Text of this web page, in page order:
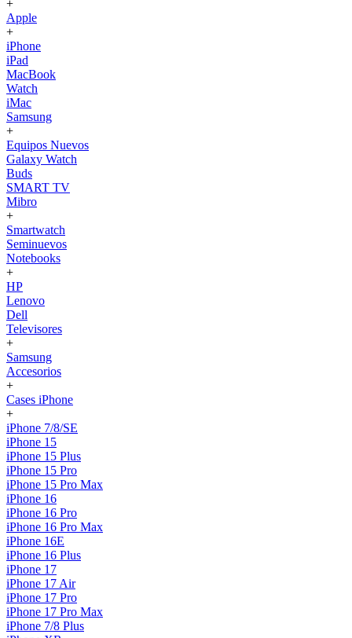
+
Apple
+
iPhone
iPad
MacBook
Watch
iMac
Samsung
+
Equipos Nuevos
Galaxy Watch
Buds
SMART TV
Mibro
+
Smartwatch
Seminuevos
Notebooks
+
HP
Lenovo
Dell
Televisores
+
Samsung
Accesorios
+
Cases iPhone
+
iPhone 7/8/SE
iPhone 15
iPhone 15 Plus
iPhone 15 Pro
iPhone 15 Pro Max
iPhone 16
iPhone 16 Pro
iPhone 16 Pro Max
iPhone 16E
iPhone 16 Plus
iPhone 17
iPhone 17 Air
iPhone 17 Pro
iPhone 17 Pro Max
iPhone 7/8 Plus